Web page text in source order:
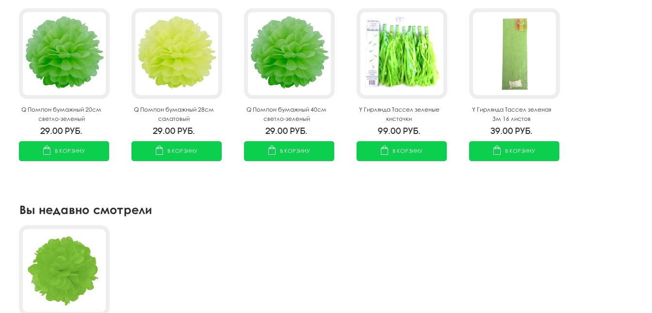
Q Помпон бумажный 20см
светло-зеленый
29.00 руб.
В КОРЗИНУ
Q Помпон бумажный 28см
салатовый
29.00 руб.
В КОРЗИНУ
Q Помпон бумажный 40см
светло-зеленый
29.00 руб.
В КОРЗИНУ
Y Гирлянда Тассел зеленые
кисточки
99.00 руб.
В КОРЗИНУ
Y Гирлянда Тассел зеленая
3м 16 листов
39.00 руб.
В КОРЗИНУ
Вы недавно смотрели